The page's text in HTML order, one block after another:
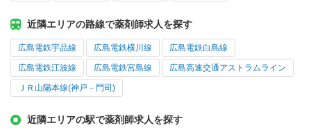
近隣エリアの路線で薬剤師求人を探す
広島電鉄宇品線 広島電鉄横川線 広島電鉄白島線
広島電鉄江波線 広島電鉄宮島線 広島高速交通アストラムライン
ＪＲ山陽本線(神戸－門司)
近隣エリアの駅で薬剤師求人を探す